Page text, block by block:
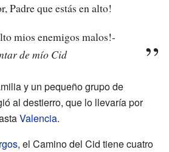
Padre que estás en alto!
mios enemigos malos!-
de mío Cid
y un pequeño grupo de
al destierro, que lo llevaría por
Valencia.
, el Camino del Cid tiene cuatro